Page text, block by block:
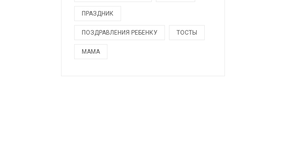
ПРАЗДНИК
ПОЗДРАВЛЕНИЯ РЕБЕНКУ ТОСТЫ
МАМА